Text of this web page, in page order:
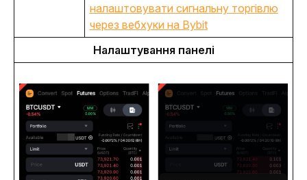
налаштовувати сигнальну торгівлю
через вебхуки на Bybit
Налаштування панелі